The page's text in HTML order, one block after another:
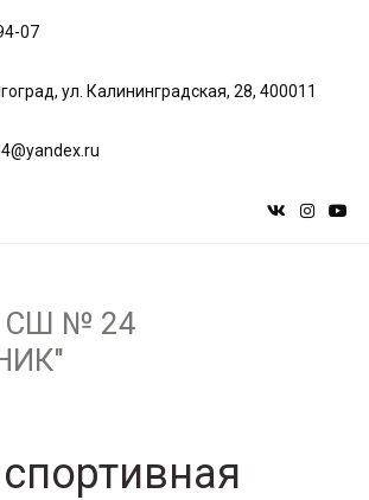
07
, ул. Калининградская, 28, 400011
№ 24